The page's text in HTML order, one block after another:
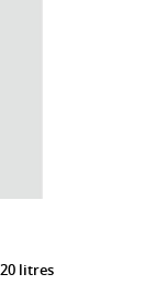
litres